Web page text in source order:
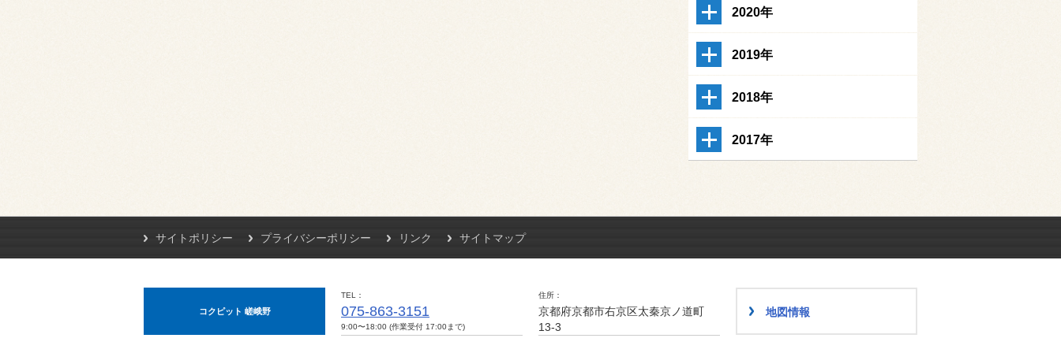
2020年
2019年
2018年
2017年
サイトポリシー プライバシーポリシー リンク サイトマップ
コクピット 嵯峨野
TEL
075-863-3151
9:00〜18:00 (作業受付 17:00まで)
住所
京都府京都市右京区太秦京ノ道町
13-3
地図情報